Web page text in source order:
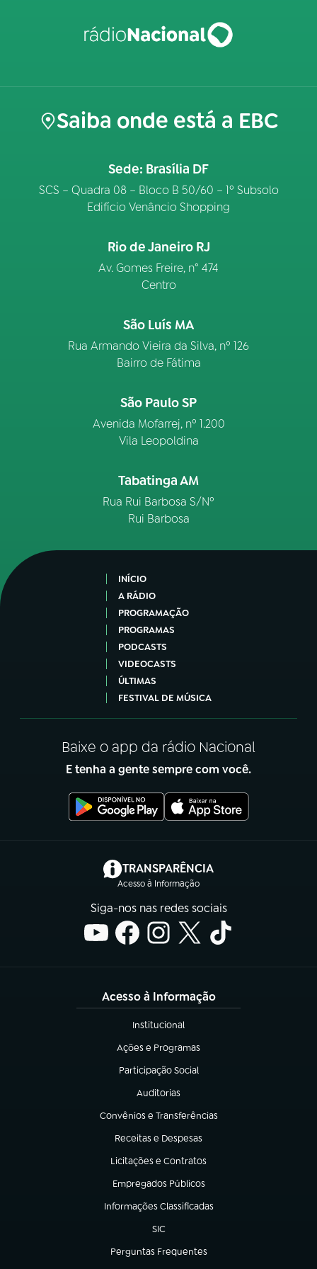
Saiba onde está a EBC
Sede: Brasília DF
SCS – Quadra 08 – Bloco B 50/60 – 1º Subsolo
Edifício Venâncio Shopping
Rio de Janeiro RJ
Av. Gomes Freire, n° 474
Centro
São Luís MA
Rua Armando Vieira da Silva, nº 126
Bairro de Fátima
São Paulo SP
Avenida Mofarrej, nº 1.200
Vila Leopoldina
Tabatinga AM
Rua Rui Barbosa S/Nº
Rui Barbosa
INÍCIO
A RÁDIO
PROGRAMAÇÃO
PROGRAMAS
PODCASTS
VIDEOCASTS
ÚLTIMAS
FESTIVAL DE MÚSICA
Baixe o app da rádio Nacional
E tenha a gente sempre com você.
TRANSPARÊNCIA
Acesso à Informação
(abre em nova aba)
Siga-nos nas redes sociais
Acesso à Informação
Institucional
(abre em nova aba)
Ações e Programas
(abre em nova aba)
Participação Social
(abre em nova aba)
Auditorias
(abre em nova aba)
Convênios e Transferências
(abre em nova aba)
Receitas e Despesas
(abre em nova aba)
Licitações e Contratos
(abre em nova aba)
Empregados Públicos
(abre em nova aba)
Informações Classificadas
(abre em nova aba)
SIC
(abre em nova aba)
Perguntas Frequentes
(abre em nova aba)